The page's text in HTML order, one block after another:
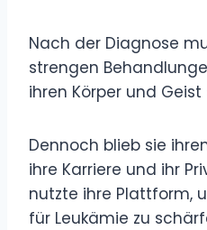
Nach der Diagnose
strengen
ihren Körper und
Dennoch blieb sie
ihre Karriere und ihr
nutzte ihre Plattform,
für Leukämie zu